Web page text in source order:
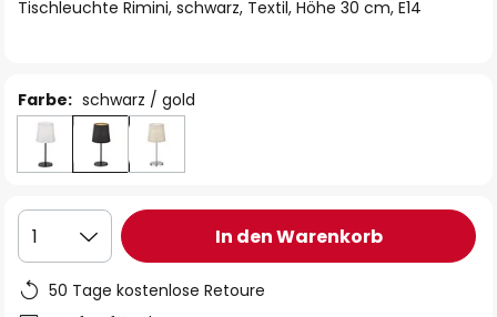
Tischleuchte Rimini, schwarz, Textil, Höhe 30 cm, E14
Farbe: schwarz / gold
1 In den Warenkorb
50 Tage kostenlose Retoure